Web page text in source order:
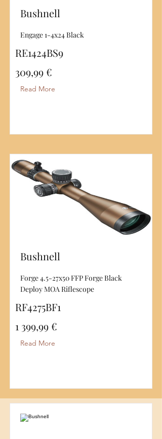
Bushnell
Engage 1-4x24 Black
RE1424BS9
309,99 €
Read More
Bushnell
Forge 4.5-27x50 FFP Forge Black
Deploy MOA Riflescope
RF4275BF1
1 399,99 €
Read More